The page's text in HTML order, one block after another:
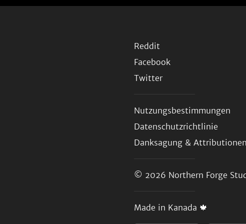
Reddit
Facebook
Twitter
Nutzungsbestimmungen
Datenschutzrichtlinie
Danksagung & Attributionen
© 2026 Northern Forge
Made in Kanada 🍁